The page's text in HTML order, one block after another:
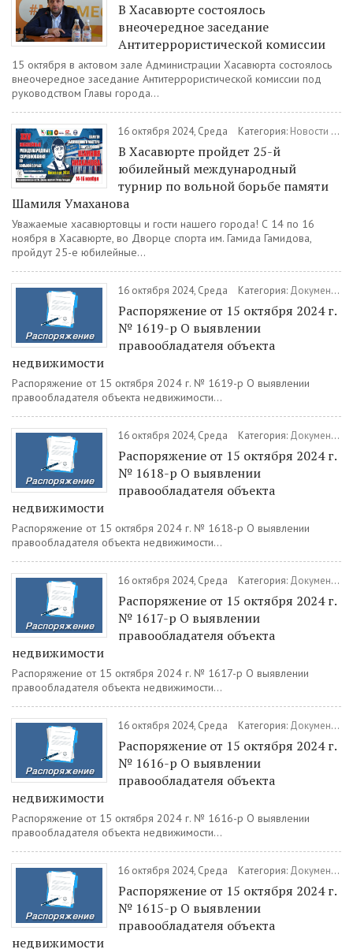
В Хасавюрте состоялось
внеочередное заседание
Антитеррористической комиссии
15 октября в актовом зале Администрации Хасавюрта состоялось
внеочередное заседание Антитеррористической комиссии под
руководством Главы города...
16 октября 2024, Среда Категория: Новости
В Хасавюрте пройдет 25-й
юбилейный международный
турнир по вольной борьбе памяти
Шамиля Умаханова
Уважаемые хасавюртовцы и гости нашего города! С 14 по 16
ноября в Хасавюрте, во Дворце спорта им. Гамида Гамидова,
пройдут 25-е юбилейные...
16 октября 2024, Среда Категория: Документы
Распоряжение от 15 октября 2024 г.
№ 1619-р О выявлении
правообладателя объекта
недвижимости
Распоряжение от 15 октября 2024 г. № 1619-р О выявлении
правообладателя объекта недвижимости...
16 октября 2024, Среда Категория: Документы
Распоряжение от 15 октября 2024 г.
№ 1618-р О выявлении
правообладателя объекта
недвижимости
Распоряжение от 15 октября 2024 г. № 1618-р О выявлении
правообладателя объекта недвижимости...
16 октября 2024, Среда Категория: Документы
Распоряжение от 15 октября 2024 г.
№ 1617-р О выявлении
правообладателя объекта
недвижимости
Распоряжение от 15 октября 2024 г. № 1617-р О выявлении
правообладателя объекта недвижимости...
16 октября 2024, Среда Категория: Документы
Распоряжение от 15 октября 2024 г.
№ 1616-р О выявлении
правообладателя объекта
недвижимости
Распоряжение от 15 октября 2024 г. № 1616-р О выявлении
правообладателя объекта недвижимости...
16 октября 2024, Среда Категория: Документы
Распоряжение от 15 октября 2024 г.
№ 1615-р О выявлении
правообладателя объекта
недвижимости